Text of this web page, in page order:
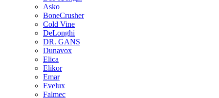
Asko
BoneCrusher
Cold Vine
DeLonghi
DR. GANS
Dunavox
Elica
Elikor
Emar
Evelux
Falmec